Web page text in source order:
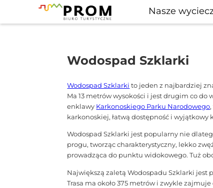
Nasze
Wodospad Szklarki
Wodospad Szklarki to jeden z najbardziej
Ma 13 metrów wysokości i jest drugim co
enklawy Karkonoskiego Parku Narodowego
karkonoskiej, łatwą dostępność i
Wodospad Szklarki jest popularny nie
progu, tworząc charakterystyczny, lekko
prowadząca do punktu widokowego. Tuż
Największą zaletą Wodospadu Szklarki jest
Trasa ma około 375 metrów i zwykle